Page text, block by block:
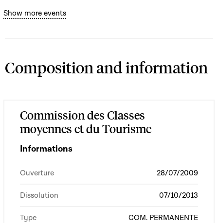
Show more events
Composition and information
Commission des Classes
moyennes et du Tourisme
Informations
Ouverture 28/07/2009
Dissolution 07/10/2013
Type COM. PERMANENTE